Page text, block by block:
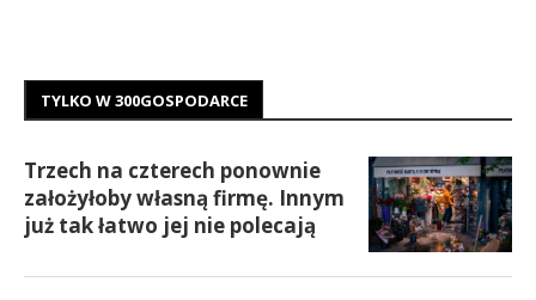
TYLKO W 300GOSPODARCE
Trzech na czterech ponownie
założyłoby własną firmę. Innym
już tak łatwo jej nie polecają